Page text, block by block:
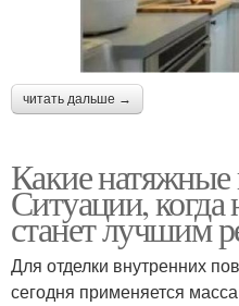
читать дальше →
Какие
Ситуации,
станет лучшим
Для отделки внутренних
сегодня применяется